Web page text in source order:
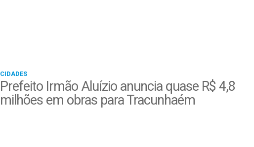
CIDADES
Prefeito Irmão Aluízio anuncia quase R$ 4,8
milhões em obras para Tracunhaém